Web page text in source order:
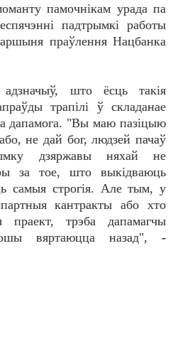
памочнікам урада па
падтрымкі работы
праўлення Нацбанка
што ёсць такія
трапілі ў складанае
дапамога. "Вы маю пазіцыю
не дай бог, людзей пачаў
дзяржавы няхай не
за тое, што выкідваюць
самыя строгія. Але тым, у
кантракты або хто
праект, трэба дапамагчы
вяртаюцца назад", -